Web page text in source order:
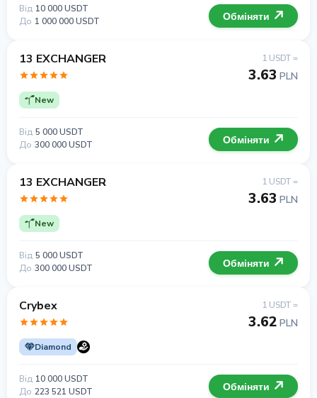
Від 10 000 USDT
До 1 000 000 USDT Обміняти
13 EXCHANGER
New
1 USDT =
3.63 PLN
Від 5 000 USDT
До 300 000 USDT Обміняти
13 EXCHANGER
New
1 USDT =
3.63 PLN
Від 5 000 USDT
До 300 000 USDT Обміняти
Crybex
Diamond
1 USDT =
3.62 PLN
Від 10 000 USDT
До 223 521 USDT Обміняти